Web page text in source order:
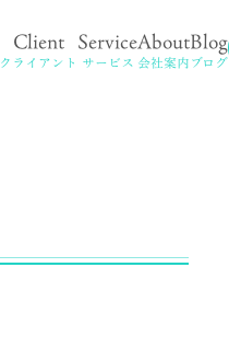
Client
クライアント
Service
サービス
About
会社案内
Blog
ブログ